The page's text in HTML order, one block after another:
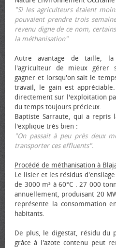
"Si les agriculteurs étaient
pouvaient prendre trois
revenu digne de ce nom,
la méthanisation".
Autre avantage de taille,
l'agriculteur de mieux gérer
gagner et lorsqu'on sait le
travail, le gain est
directement sur l'exploitation
du temps toujours précieux.
Baptiste Sarraute, qui a
l'explique très bien :
"On passait à peu près deux
transporter ces effluents".
Procédé de méthanisation à
Le lisier et les résidus d'ensilage
de 3000 m³ à 60°C . 27 000
annuellement, produisant 20
représente la consommation
habitants.
De plus, le digestat, résidu du
grâce à l'azote contenu peut